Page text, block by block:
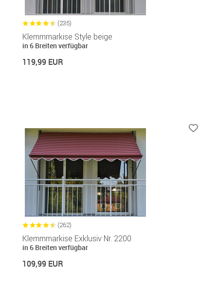
(235)
Klemmmarkise Style beige
in 6 Breiten verfügbar
119,99 EUR
(262)
Klemmmarkise Exklusiv Nr. 2200
in 6 Breiten verfügbar
109,99 EUR